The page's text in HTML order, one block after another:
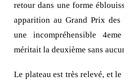
retour dans une forme
apparition au Grand Prix des
une incompréhensible
méritait la deuxième sans
Le plateau est très relevé, et